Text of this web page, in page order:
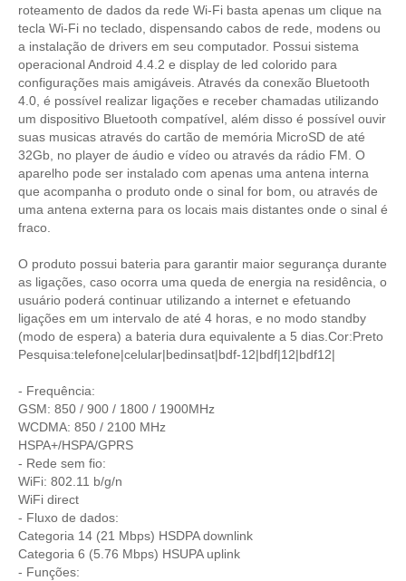
roteamento de dados da rede Wi-Fi basta apenas um clique na
tecla Wi-Fi no teclado, dispensando cabos de rede, modens ou
a instalação de drivers em seu computador. Possui sistema
operacional Android 4.4.2 e display de led colorido para
configurações mais amigáveis. Através da conexão Bluetooth
4.0, é possível realizar ligações e receber chamadas utilizando
um dispositivo Bluetooth compatível, além disso é possível ouvir
suas musicas através do cartão de memória MicroSD de até
32Gb, no player de áudio e vídeo ou através da rádio FM. O
aparelho pode ser instalado com apenas uma antena interna
que acompanha o produto onde o sinal for bom, ou através de
uma antena externa para os locais mais distantes onde o sinal é
fraco.
O produto possui bateria para garantir maior segurança durante
as ligações, caso ocorra uma queda de energia na residência, o
usuário poderá continuar utilizando a internet e efetuando
ligações em um intervalo de até 4 horas, e no modo standby
(modo de espera) a bateria dura equivalente a 5 dias.Cor:Preto
Pesquisa:telefone|celular|bedinsat|bdf-12|bdf|12|bdf12|
- Frequência:
GSM: 850 / 900 / 1800 / 1900MHz
WCDMA: 850 / 2100 MHz
HSPA+/HSPA/GPRS
- Rede sem fio:
WiFi: 802.11 b/g/n
WiFi direct
- Fluxo de dados:
Categoria 14 (21 Mbps) HSDPA downlink
Categoria 6 (5.76 Mbps) HSUPA uplink
- Funções: